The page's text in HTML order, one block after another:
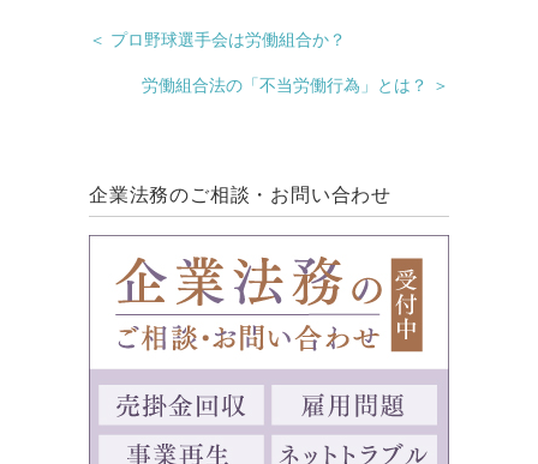
＜ プロ野球選手会は労働組合か？
労働組合法の「不当労働行為」とは？ ＞
企業法務のご相談・お問い合わせ